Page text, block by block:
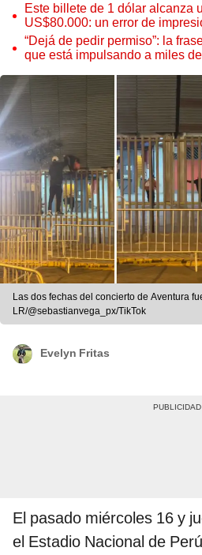
Este billete de 1 dólar alcanza
US$80.000: un error de
pieza única que hoy buscan
mundo
“Dejá de pedir permiso”: la
que está impulsando a miles
Las dos fechas del concierto de Aventura
LR/@sebastianvega_px/TikTok
Evelyn Fritas
El pasado miércoles 16 y
el Estadio Nacional de